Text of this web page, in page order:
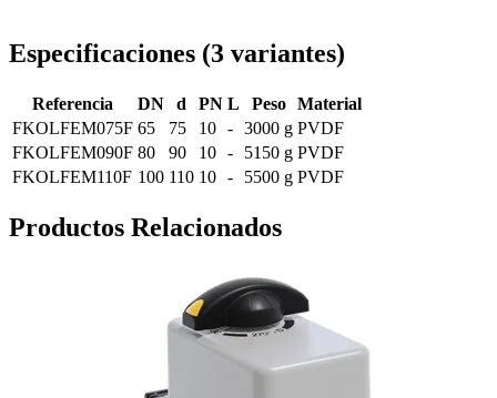
Especificaciones (3 variantes)
Referencia DN d PN L Peso
Material
FKOLFEM075F 65 75 10 - 3000 g PVDF
FKOLFEM090F 80 90 10 - 5150 g PVDF
FKOLFEM110F 100 110 10 - 5500 g PVDF
Productos Relacionados